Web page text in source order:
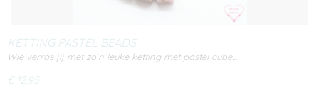
KETTING PASTEL BEADS
Wie verras jij met zo'n leuke ketting met pastel cube…
€ 12,95